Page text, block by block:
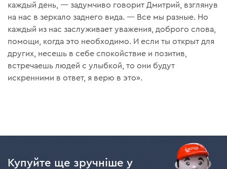
каждый день, — задумчиво говорит Дмитрий, взглянув
на нас в зеркало заднего вида. — Все мы разные. Но
каждый из нас заслуживает уважения, доброго слова,
помощи, когда это необходимо. И если ты открыт для
других, несешь в себе спокойствие и позитив,
встречаешь людей с улыбкой, то они будут
искренними в ответ, я верю в это».
Купуйте ще зручніше у